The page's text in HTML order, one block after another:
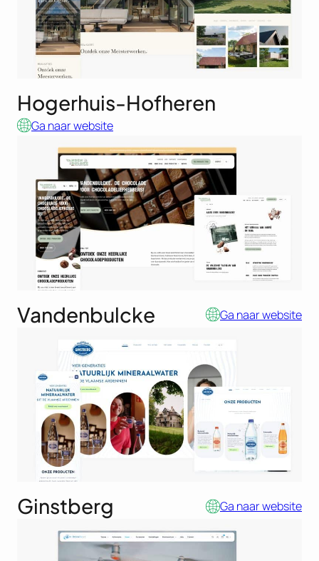
Hogerhuis-Hofheren
Ga naar website
Vandenbulcke Ga naar website
Ginstberg Ga naar website